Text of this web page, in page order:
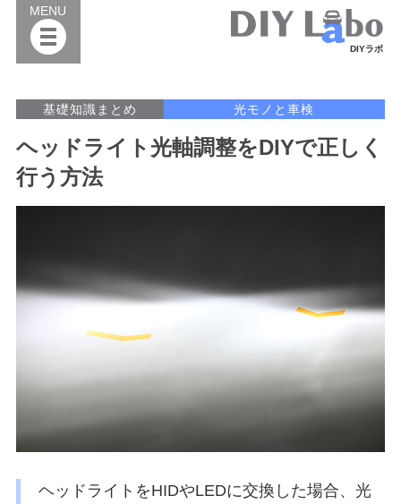
DIYラボ
MENU
基礎知識まとめ 光モノと車検
ヘッドライト光軸調整をDIYで正しく
行う方法
ヘッドライトをHIDやLEDに交換した場合、光